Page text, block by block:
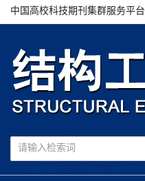
中国高校科技期刊集群服务平台